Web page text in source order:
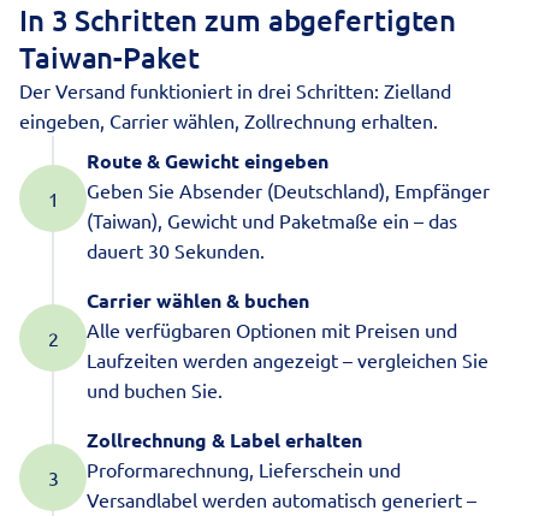
In 3 Schritten zum abgefertigten
Taiwan-Paket
Der Versand funktioniert in drei Schritten: Zielland
eingeben, Carrier wählen, Zollrechnung erhalten.
Route & Gewicht eingeben
Geben Sie Absender (Deutschland), Empfänger
(Taiwan), Gewicht und Paketmaße ein – das
dauert 30 Sekunden.
Carrier wählen & buchen
Alle verfügbaren Optionen mit Preisen und
Laufzeiten werden angezeigt – vergleichen Sie
und buchen Sie.
Zollrechnung & Label erhalten
Proformarechnung, Lieferschein und
Versandlabel werden automatisch generiert –